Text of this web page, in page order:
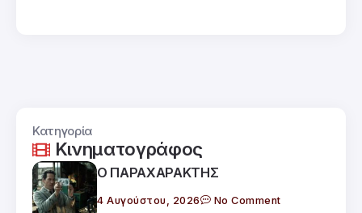
Κινηματογράφος
Κατηγορία
Ο ΠΑΡΑΧΑΡΑΚΤΗΣ
4 Αυγούστου, 2026 No Comment